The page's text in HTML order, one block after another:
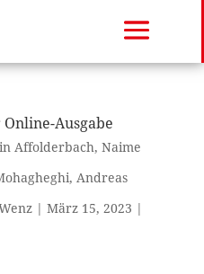
Ausgabe
Affolderbach, Naime
, Andreas
| März 15, 2023 |